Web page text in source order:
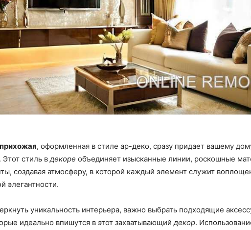
прихожая, оформленная в стиле ар-деко, сразу придает вашему
Этот стиль вдекоре объединяет изысканные линии, роскошные
создавая атмосферу, в которой каждый элемент служит
элегантности.
уникальность интерьера, важно выбрать подходящие
идеально впишутся в этот захватывающийдекор.